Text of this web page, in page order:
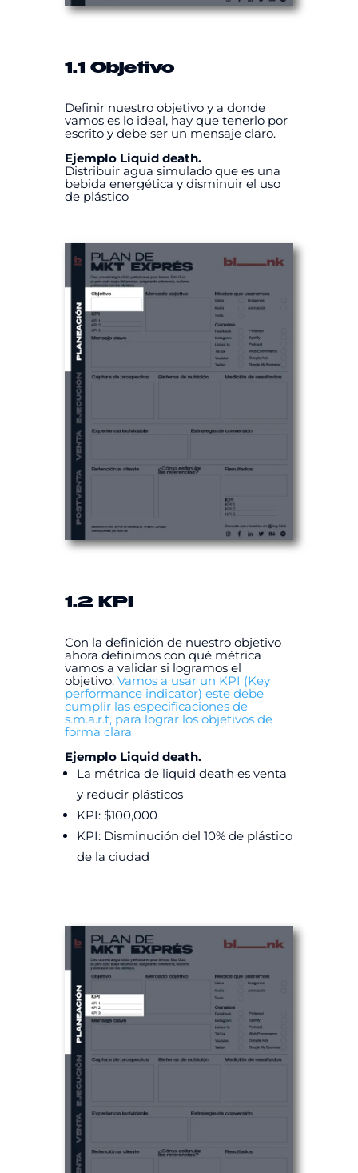
1.1 Objetivo
Definir nuestro objetivo y a donde
vamos es lo ideal, hay que tenerlo por
escrito y debe ser un mensaje claro.
Ejemplo Liquid death.
Distribuir agua simulado que es una
bebida energética y disminuir el uso
de plástico
1.2 KPI
Con la definición de nuestro objetivo
ahora definimos con qué métrica
vamos a validar si logramos el
objetivo. Vamos a usar un KPI (Key
performance indicator) este debe
cumplir las especificaciones de
s.m.a.r.t, para lograr los objetivos de
forma clara
Ejemplo Liquid death.
La métrica de liquid death es venta
y reducir plásticos
KPI: $100,000
KPI: Disminución del 10% de plástico
de la ciudad